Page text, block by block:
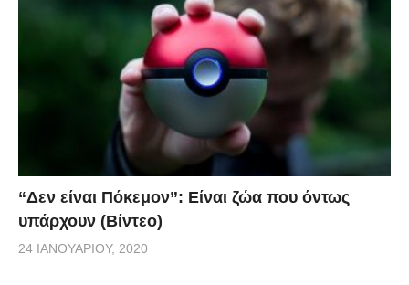
“Δεν είναι Πόκεμον”: Είναι ζώα που όντως
υπάρχουν (Βίντεο)
24 ΙΑΝΟΥΑΡΊΟΥ, 2020